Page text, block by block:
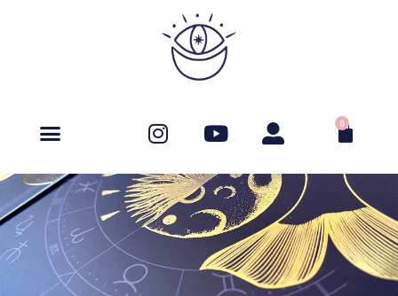
0